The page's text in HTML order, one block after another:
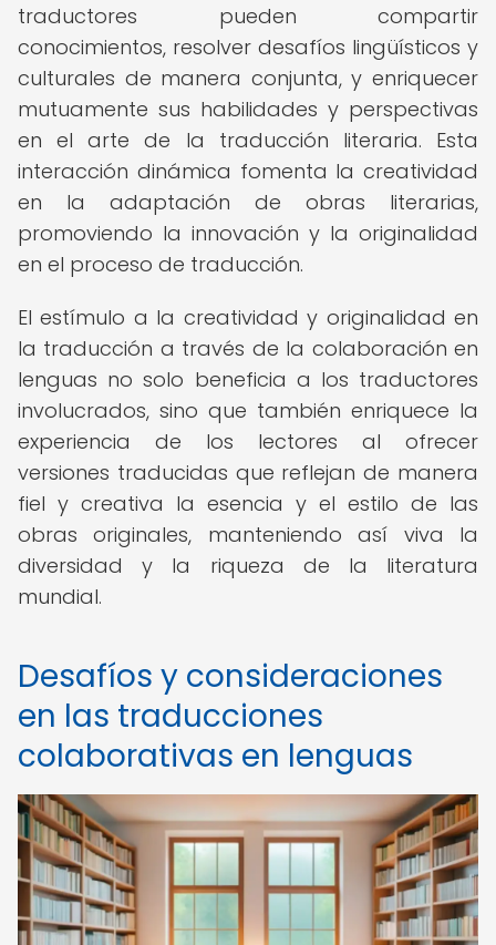
traductores pueden compartir
conocimientos, resolver desafíos lingüísticos y
culturales de manera conjunta, y enriquecer
mutuamente sus habilidades y perspectivas
en el arte de la traducción literaria. Esta
interacción dinámica fomenta la creatividad
en la adaptación de obras literarias,
promoviendo la innovación y la originalidad
en el proceso de traducción.
El estímulo a la creatividad y originalidad en
la traducción a través de la colaboración en
lenguas no solo beneficia a los traductores
involucrados, sino que también enriquece la
experiencia de los lectores al ofrecer
versiones traducidas que reflejan de manera
fiel y creativa la esencia y el estilo de las
obras originales, manteniendo así viva la
diversidad y la riqueza de la literatura
mundial.
Desafíos y consideraciones
en las traducciones
colaborativas en lenguas